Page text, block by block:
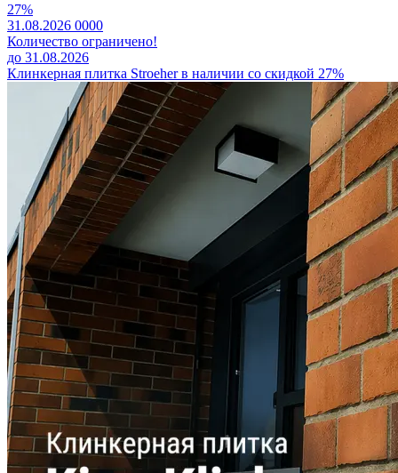
27%
31.08.2026 0000
Количество ограничено!
до 31.08.2026
Клинкерная плитка Stroeher в наличии со скидкой 27%